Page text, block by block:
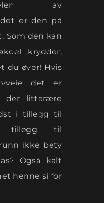
av
det er den på
Som den kan
krydder,
du øver! Hvis
det er
der litterære
i tillegg til
i tillegg til
ikke bety
Også kalt
henne si for